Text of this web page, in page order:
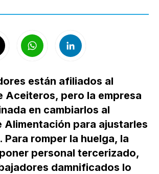
están afiliados al
Aceiteros, pero la empresa
en cambiarlos al
Alimentación para ajustarles
Para romper la huelga, la
personal tercerizado,
damnificados lo